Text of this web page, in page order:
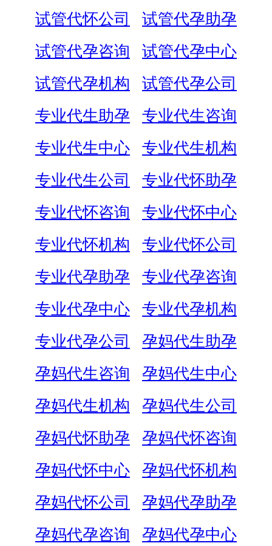
试管代怀公司
试管代孕助孕
试管代孕咨询
试管代孕中心
试管代孕机构
试管代孕公司
专业代生助孕
专业代生咨询
专业代生中心
专业代生机构
专业代生公司
专业代怀助孕
专业代怀咨询
专业代怀中心
专业代怀机构
专业代怀公司
专业代孕助孕
专业代孕咨询
专业代孕中心
专业代孕机构
专业代孕公司
孕妈代生助孕
孕妈代生咨询
孕妈代生中心
孕妈代生机构
孕妈代生公司
孕妈代怀助孕
孕妈代怀咨询
孕妈代怀中心
孕妈代怀机构
孕妈代怀公司
孕妈代孕助孕
孕妈代孕咨询
孕妈代孕中心